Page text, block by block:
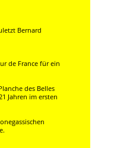
Bernard
de France für ein
des Belles
Jahren im ersten